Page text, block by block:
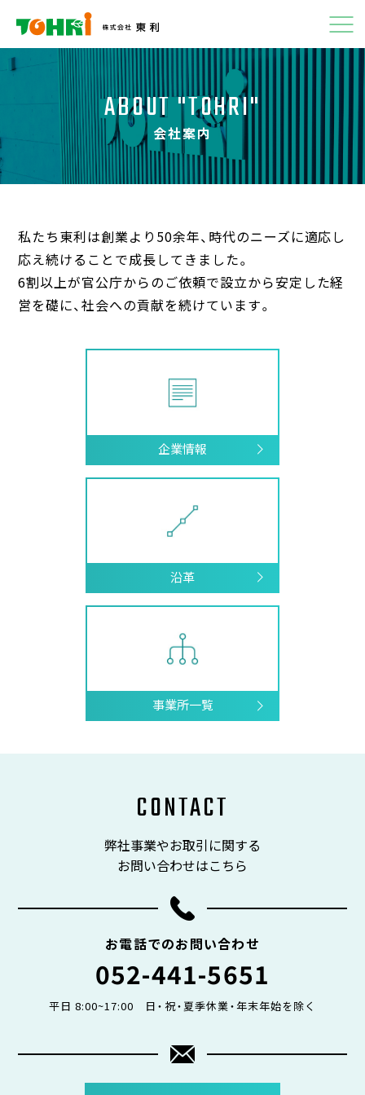
会社案内
事業内容
設備・機材
お問い合わせ
メニューを閉じる
ABOUT "TOHRI"
会社案内
私たち東利は創業より50余年、時代のニーズに適応し
応え続けることで成長してきました。
6割以上が官公庁からのご依頼で設立から安定した経
営を礎に、社会への貢献を続けています。
企業情報
沿革
事業所一覧
CONTACT
弊社事業やお取引に関する
お問い合わせはこちら
お電話でのお問い合わせ
052-441-5651
平⽇ 8:00~17:00 日・祝・夏季休業・年末年始を除く